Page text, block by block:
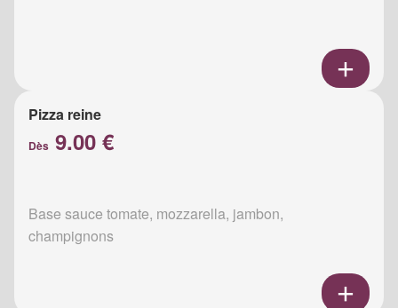
Pizza reine
Dès 9.00 €
Base sauce tomate, mozzarella, jambon,
champignons